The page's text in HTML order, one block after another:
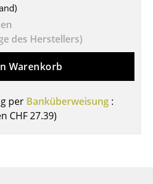
des Herstellers)
Warenkorb
per Banküberweisung :
CHF 27.39)